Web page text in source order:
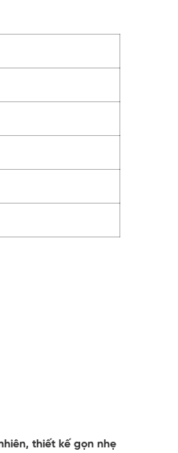
thiết kế gọn nhẹ